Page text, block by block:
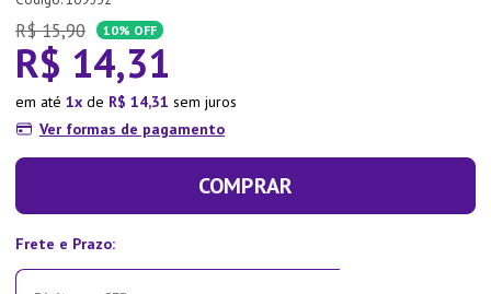
R$ 15,90 10% OFF
R$ 14,31
em até 1 de R$ 14,31 sem juros
Ver formas de pagamento
COMPRAR